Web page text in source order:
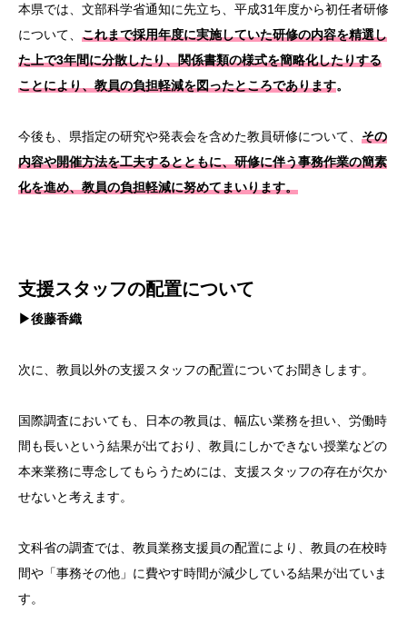
本県では、文部科学省通知に先立ち、平成31年度から初任者研修
について、 これまで採用年度に実施していた研修の内容を精選し
た上で3年間に分散したり、関係書類の様式を簡略化したりする
ことにより、教員の負担軽減を図ったところであります。
今後も、県指定の研究や発表会を含めた教員研修について、 その
内容や開催方法を工夫するとともに、研修に伴う事務作業の簡素
化を進め、教員の負担軽減に努めてまいります。
支援スタッフの配置について
▶後藤香織
次に、教員以外の支援スタッフの配置についてお聞きします。
国際調査においても、日本の教員は、幅広い業務を担い、労働時
間も長いという結果が出ており、教員にしかできない授業などの
本来業務に専念してもらうためには、支援スタッフの存在が欠か
せないと考えます。
文科省の調査では、教員業務支援員の配置により、教員の在校時
間や「事務その他」に費やす時間が減少している結果が出ていま
す。